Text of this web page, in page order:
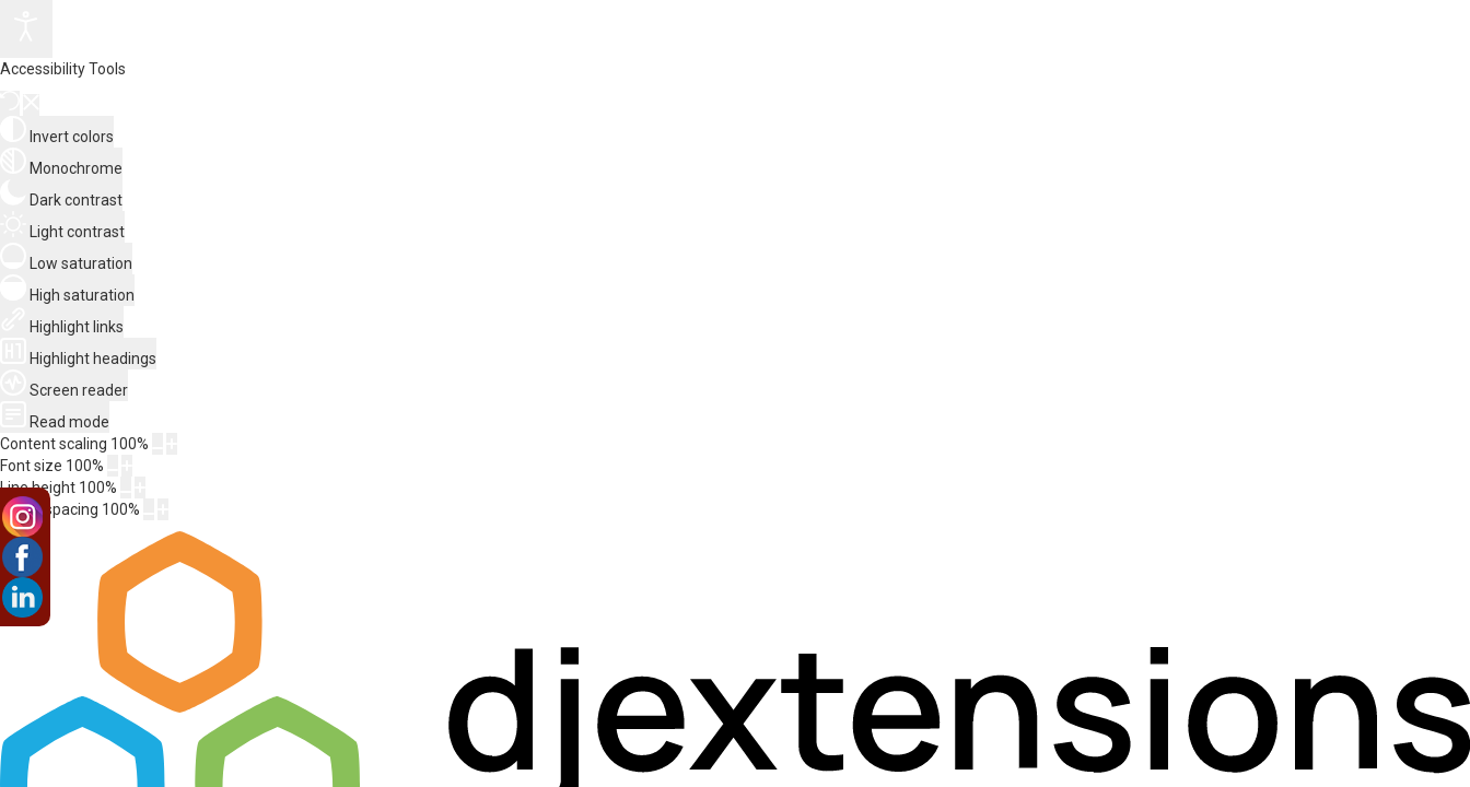
Accessibility Tools
Invert colors
Monochrome
Dark contrast
Light contrast
Low saturation
High saturation
Highlight links
Highlight headings
Screen reader
Read mode
Content scaling 100%
Font size 100%
Line height 100%
Letter spacing 100%